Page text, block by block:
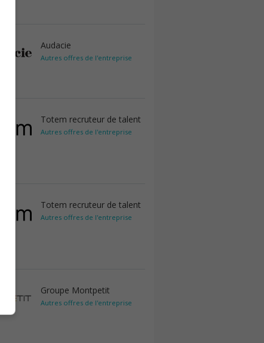
Audacie
Autres offres de l'entreprise
Totem recruteur de talent
Autres offres de l'entreprise
Totem recruteur de talent
Autres offres de l'entreprise
Groupe Montpetit
Autres offres de l'entreprise